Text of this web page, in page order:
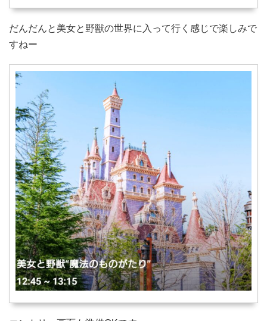
だんだんと美女と野獣の世界に入って行く感じで楽しみで
すねー